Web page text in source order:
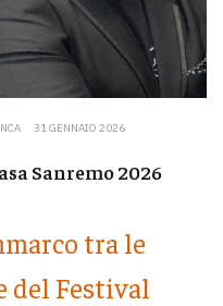
31 GENNAIO 2026
Sanremo 2026
tra le
del Festival